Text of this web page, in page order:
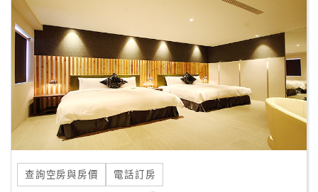
查詢空房與房價 電話訂房